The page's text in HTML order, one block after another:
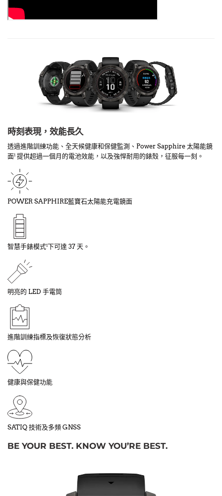
時刻表現，效能長久
透過進階訓練功能、全天候健康和保健監測、Power Sapphire 太陽能鏡
面1 提供超過一個月的電池效能，以及強悍耐用的錶殼，征服每一刻。
POWER SAPPHIRE藍寶石太陽能充電鏡面
智慧手錶模式1下可達 37 天。
明亮的 LED 手電筒
進階訓練指標及恢復狀態分析
健康與保健功能
SATIQ 技術及多頻 GNSS
BE YOUR BEST. KNOW YOU’RE BEST.